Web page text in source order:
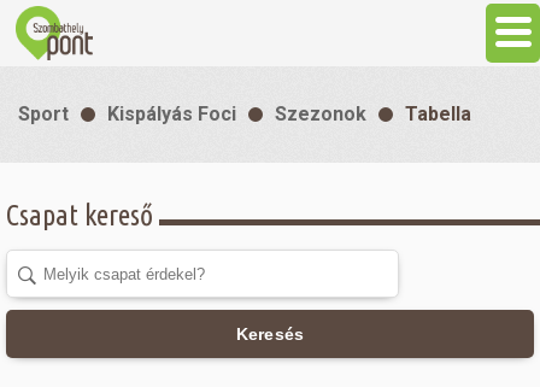
Látnivalók
Gasztronómia
Sport Kispályás Foci Szezonok Tabella
Csapat kereső
Keresés